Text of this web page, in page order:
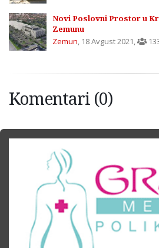
Novi Poslovni Prostor u
Zemunu
Zemun, 18 Avgust 2021,
Komentari (0)